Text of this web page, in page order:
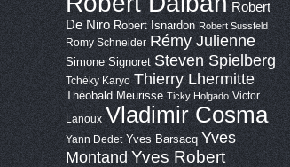
Robert
De Niro Robert Isnardon Robert Sussfeld
Romy Schneider Rémy Julienne
Simone Signoret Steven Spielberg
Tchéky Karyo Thierry Lhermitte
Théobald Meurisse Ticky Holgado Victor
Lanoux Vladimir Cosma
Yann Dedet Yves Barsacq Yves
Montand Yves Robert